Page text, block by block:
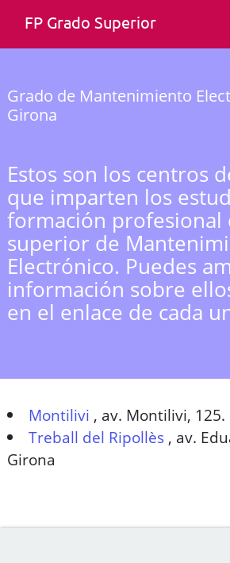
FP Grado Superior
Grado de Mantenimiento
Girona
Estos son los centros
que imparten los
formación profesional
superior de
Electrónico. Puedes
información sobre
en el enlace de cada
Montilivi , av. Montilivi, 125.
Treball del Ripollès , av.
Girona